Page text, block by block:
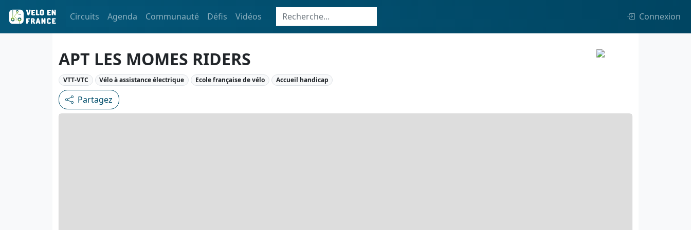
Circuits Agenda Communauté Défis Vidéos Connexion
APT LES MOMES RIDERS
VTT-VTC Vélo à assistance électrique Ecole française de vélo Accueil handicap
Partagez